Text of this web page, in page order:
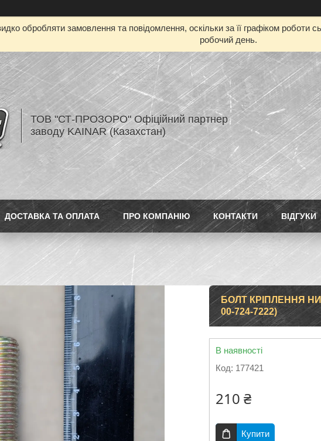
обробляти замовлення та повідомлення, оскільки за її графіком роботи
робочий день.
ТОВ "СТ-ПРОЗОРО" Офіційний партнер
заводу KAINAR (Казахстан)
ДОСТАВКА ТА ОПЛАТА ПРО КОМПАНІЮ КОНТАКТИ ВІДГУКИ
БОЛТ КРІПЛЕННЯ
00-724-7222)
В наявності
Код: 177421
210 ₴
Купити